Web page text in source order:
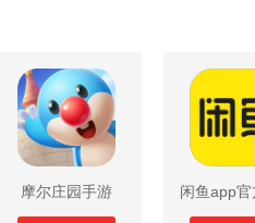
摩尔庄园手游 闲鱼app官